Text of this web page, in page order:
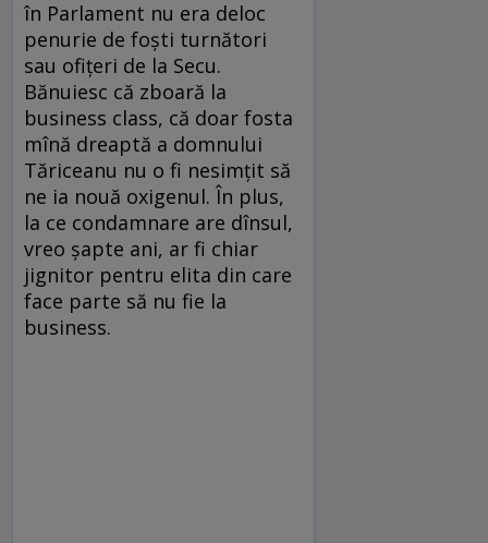
în Parlament nu era deloc
penurie de foști turnători
sau ofițeri de la Secu.
Bănuiesc că zboară la
business class, că doar fosta
mînă dreaptă a domnului
Tăriceanu nu o fi nesimțit să
ne ia nouă oxigenul. În plus,
la ce condamnare are dînsul,
vreo șapte ani, ar fi chiar
jignitor pentru elita din care
face parte să nu fie la
business.